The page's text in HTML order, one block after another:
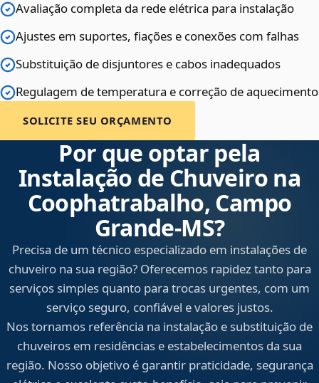
Avaliação completa da rede elétrica para instalação
Ajustes em suportes, fiações e conexões com falhas
Substituição de disjuntores e cabos inadequados
Regulagem de temperatura e correção de aquecimento
SOLICITE SEU ORÇAMENTO
Por que optar pela
Instalação de Chuveiro na
Coophatrabalho, Campo
Grande‑MS?
Precisa de um técnico especializado em instalações de
chuveiro na sua região? Oferecemos rapidez tanto para
serviços simples quanto para trocas urgentes, com um
serviço seguro, confiável e valores justos.
Nos tornamos referência na instalação e substituição de
chuveiros em residências e estabelecimentos da sua
região. Nosso objetivo é garantir praticidade, segurança